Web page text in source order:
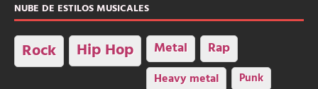
NUBE DE ESTILOS MUSICALES
Rock Hip Hop Metal Rap
Heavy metal Punk